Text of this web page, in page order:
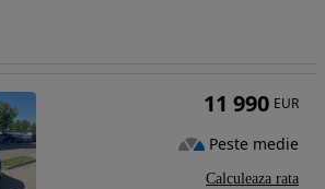
11 990 EUR
Peste medie
Calculeaza rata